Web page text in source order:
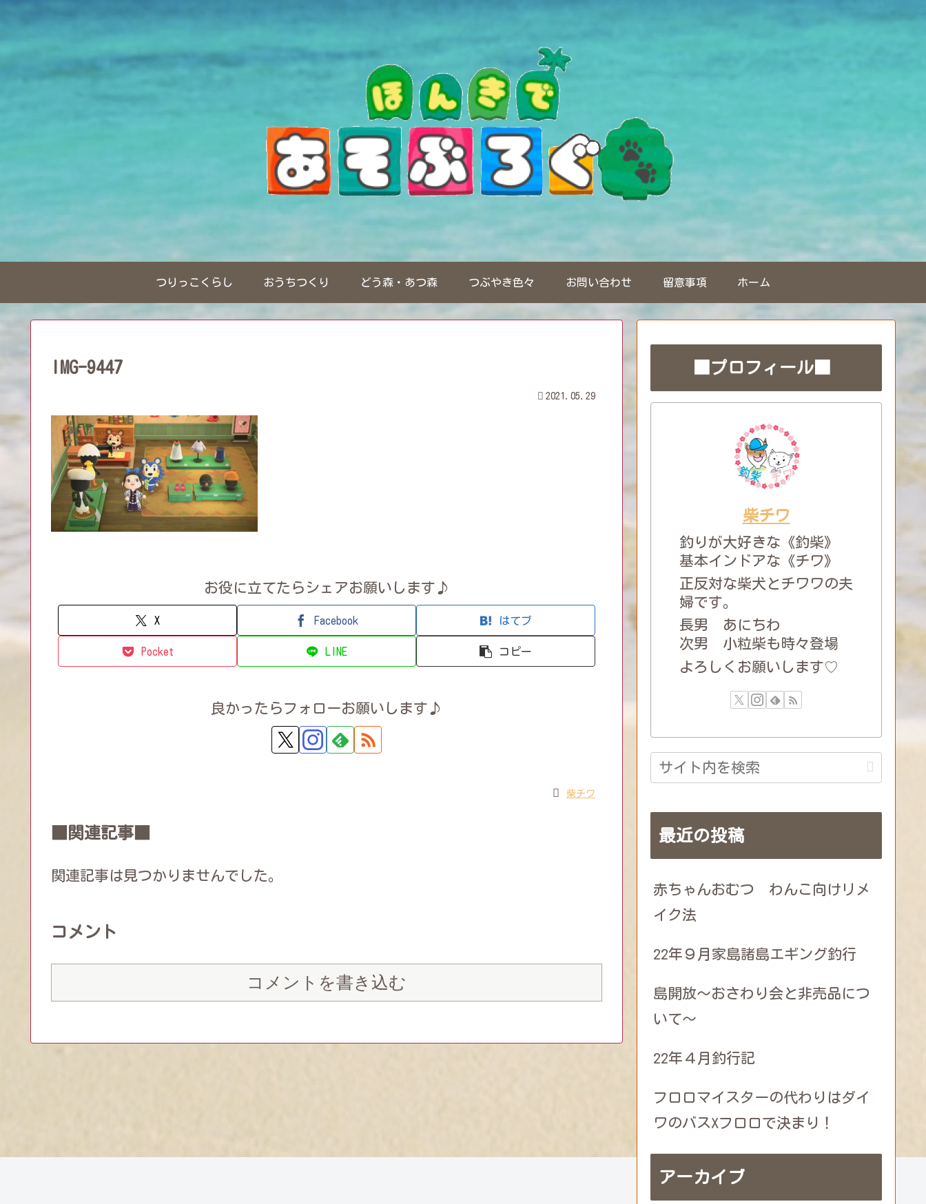
つりっこくらし おうちつくり どう森・あつ森 つぶやき色々 お問い合わせ 留意事項 ホーム
IMG-9447
2021.05.29
お役に立てたらシェアお願いします♪
X Facebook はてブ
Pocket LINE コピー
良かったらフォローお願いします♪
柴チワ
■関連記事■
関連記事は見つかりませんでした。
コメント
コメントを書き込む
■プロフィール■
柴チワ
釣りが大好きな《釣柴》
基本インドアな《チワ》
正反対な柴犬とチワワの夫
婦です。
長男 あにちわ
次男 小粒柴も時々登場
よろしくお願いします♡
最近の投稿
赤ちゃんおむつ わんこ向けリメ
イク法
22年９月家島諸島エギング釣行
島開放～おさわり会と非売品につ
いて～
22年４月釣行記
フロロマイスターの代わりはダイ
ワのバスXフロロで決まり！
アーカイブ